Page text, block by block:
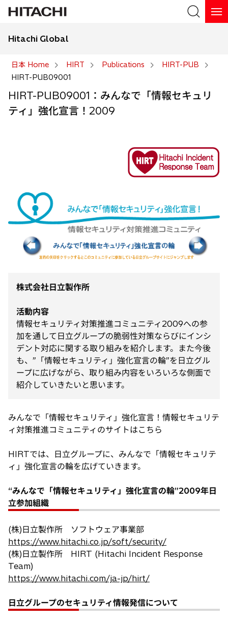
Hitachi Global
日本 Home HIRT Publications
HIRT-PUB
HIRT-PUB09001
HIRT-PUB09001：みんなで「情報セキュリ
ティ」強化宣言！2009
い
株式会社日立製作所
活動内容
情報セキュリティ対策推進コミュニティ2009への参
加を通して日立グループの脆弱性対策ならびにインシ
デント対応に関する取り組みを紹介します。また今後
も、”「情報セキュリティ」強化宣言の輪”を日立グル
ープに広げながら、取り組み内容をいろいろな側面で
紹介していきたいと思います。
みんなで「情報セキュリティ」強化宣言！情報セキュリテ
ィ対策推進コミュニティのサイトはこちら
HIRTでは、日立グループに、みんなで「情報セキュリテ
ィ」強化宣言の輪を広げていきます。
“みんなで「情報セキュリティ」強化宣言の輪”2009年日
立参加組織
(株)日立製作所 ソフトウェア事業部
https://www.hitachi.co.jp/soft/security/
(株)日立製作所 HIRT (Hitachi Incident Response
Team)
https://www.hitachi.com/ja-jp/hirt/
日立グループのセキュリティ情報発信について